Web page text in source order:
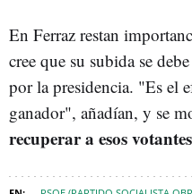
En Ferraz restan
cree que su subida se
por la presidencia. "Es el
ganador", añadían, y se
recuperar a esos votantes